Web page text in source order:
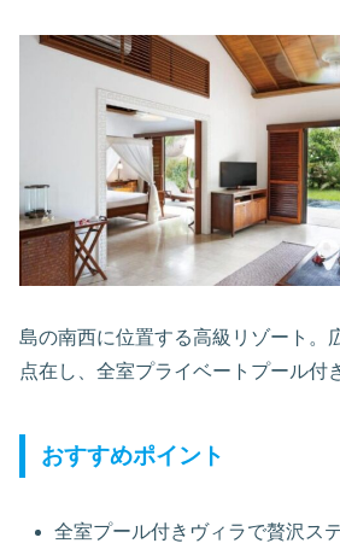
島の南西に位置する高級リゾート。
点在し、全室プライベートプール付
おすすめポイント
全室プール付きヴィラで贅沢ス